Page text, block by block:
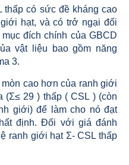
thấp có sức đề kháng cao
hạt, và có trở ngại đối
đích chính của GBCD
vật liệu bao gồm năng
3.
cao hơn của ranh giới
(Σ≤ 29 ) thấp ( CSL ) (còn
giới) để làm cho nó đạt
định. Đối với giá đánh
ranh giới hạt Σ- CSL thấp